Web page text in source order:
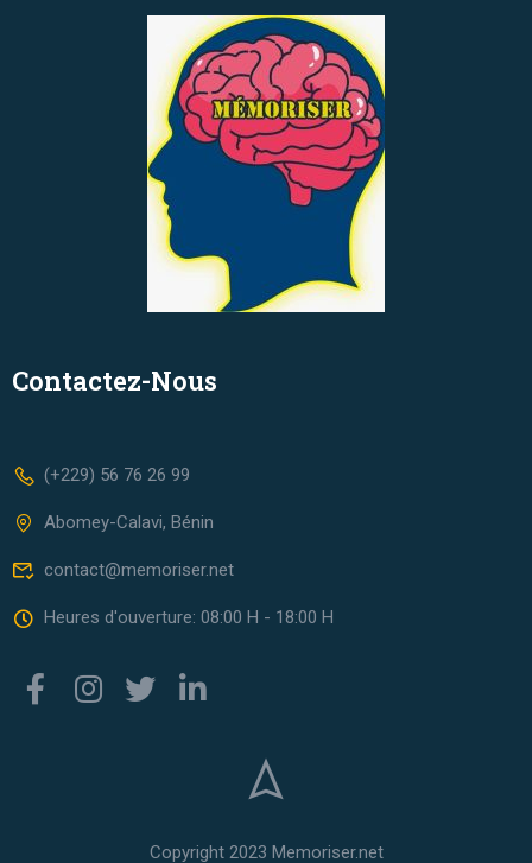
Contactez-Nous
(+229) 56 76 26 99
Abomey-Calavi, Bénin
contact@memoriser.net
Heures d'ouverture: 08:00 H - 18:00 H
Copyright 2023 Memoriser.net